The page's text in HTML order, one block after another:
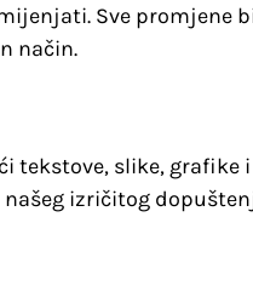
Sve promjene
način.
slike, grafike
izričitog